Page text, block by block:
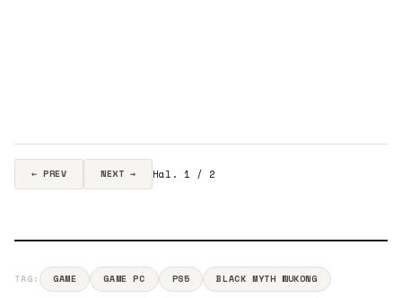
← PREV NEXT → Hal. 1 / 2
TAG: GAME GAME PC PS5 BLACK MYTH WUKONG